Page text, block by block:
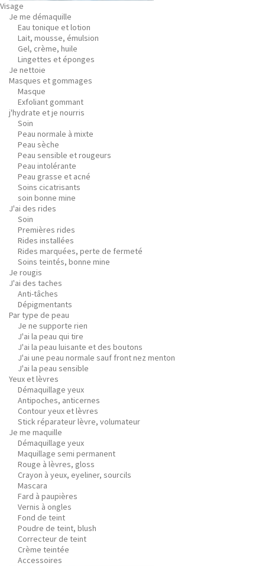
Visage
Je me démaquille
Eau tonique et lotion
Lait, mousse, émulsion
Gel, crème, huile
Lingettes et éponges
Je nettoie
Masques et gommages
Masque
Exfoliant gommant
j'hydrate et je nourris
Soin
Peau normale à mixte
Peau sèche
Peau sensible et rougeurs
Peau intolérante
Peau grasse et acné
Soins cicatrisants
soin bonne mine
J'ai des rides
Soin
Premières rides
Rides installées
Rides marquées, perte de fermeté
Soins teintés, bonne mine
Je rougis
J'ai des taches
Anti-tâches
Dépigmentants
Par type de peau
Je ne supporte rien
J'ai la peau qui tire
J'ai la peau luisante et des boutons
J'ai une peau normale sauf front nez menton
J'ai la peau sensible
Yeux et lèvres
Démaquillage yeux
Antipoches, anticernes
Contour yeux et lèvres
Stick réparateur lèvre, volumateur
Je me maquille
Démaquillage yeux
Maquillage semi permanent
Rouge à lèvres, gloss
Crayon à yeux, eyeliner, sourcils
Mascara
Fard à paupières
Vernis à ongles
Fond de teint
Poudre de teint, blush
Correcteur de teint
Crème teintée
Accessoires